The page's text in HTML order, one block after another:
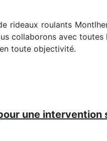
rideaux roulants
collaborons avec
toute objectivité.
une